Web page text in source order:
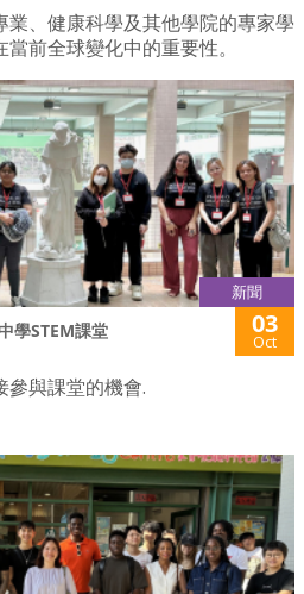
、健康科學及其他學院的專家學
前全球變化中的重要性。
新聞
學STEM課堂 03
Oct
參與課堂的機會.